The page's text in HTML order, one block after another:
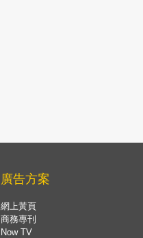
廣告方案
網上黃頁
商務專刊
Now TV